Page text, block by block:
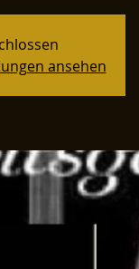
ansehen